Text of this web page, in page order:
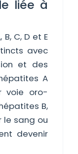
liée à
C, D et E
avec
et des
A
voie oro-
B,
sang ou
devenir